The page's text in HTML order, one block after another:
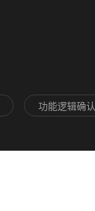
功能逻辑确认